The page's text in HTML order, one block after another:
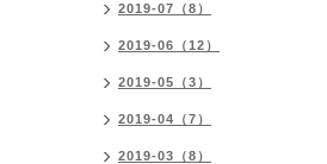
2019-07（8）
2019-06（12）
2019-05（3）
2019-04（7）
2019-03（8）